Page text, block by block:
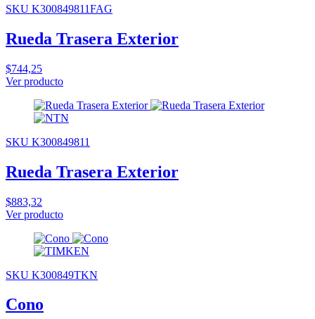
SKU K300849811FAG
Rueda Trasera Exterior
$744,25
Ver producto
SKU K300849811
Rueda Trasera Exterior
$883,32
Ver producto
SKU K300849TKN
Cono